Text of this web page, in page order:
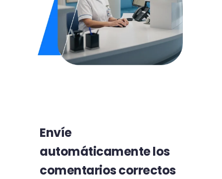
Envíe
automáticamente los
comentarios correctos